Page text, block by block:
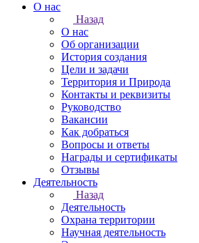
О нас
Назад
О нас
Об организации
История создания
Цели и задачи
Территория и Природа
Контакты и реквизиты
Руководство
Вакансии
Как добраться
Вопросы и ответы
Награды и сертификаты
Отзывы
Деятельность
Назад
Деятельность
Охрана территории
Научная деятельность